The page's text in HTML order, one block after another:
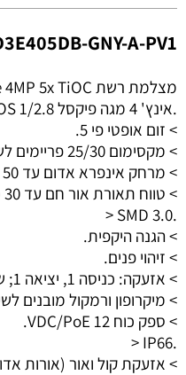
GNY-A-PV1
מצלמת רשת PTZ WizSense 4MP 5x TiOC
> CMOS 1/2.8 אינץ' 4 מגה פיקסל.
> זום אופטי פי 5.
> מקסימום 25/30 פריימים לשנייה ב-4 מטר.
> מרחק אינפרא אדום עד 50 מטר.
> טווח תאורת אור חם עד 30 מטר.
> SMD 3.0.
> הגנה היקפית.
> זיהוי פנים.
> אזעקה: כניסה 1, יציאה 1; שמע: כניסה 1, יציאה 1.
> מיקרופון ורמקול מובנים
> ספק כוח 12 VDC/PoE.
> IP66.
> אזעקת קול ואור (אורות